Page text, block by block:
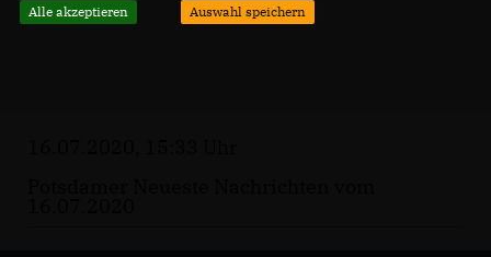
Alle akzeptieren Auswahl speichern